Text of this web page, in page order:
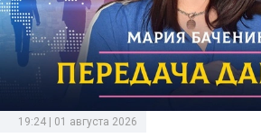
19:24 | 01 августа 2026